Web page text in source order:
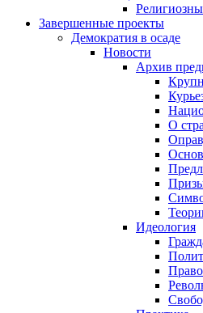
Завершенные проекты
Демократия в осаде
Новости
Архив
О
Идеология
Право